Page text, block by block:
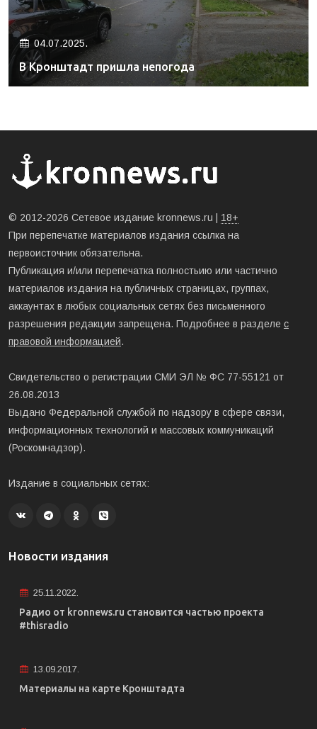
04.07.2025.
В Кронштадт пришла непогода
© 2012-2026 Сетевое издание kronnews.ru | 18+
При перепечатке материалов издания ссылка на
первоисточник обязательна.
Публикация и/или перепечатка полностьию или частично
материалов издания на публичных страницах, группах,
аккаунтах в любых социальных сетях без письменного
разрешения редакции запрещена. Подробнее в разделе с
правовой информацией.
Свидетельство о регистрации СМИ ЭЛ № ФС 77-55121 от
26.08.2013
Выдано Федеральной службой по надзору в сфере связи,
информационных технологий и массовых коммуникаций
(Роскомнадзор).
Издание в социальных сетях:
Новости издания
25.11.2022.
Радио от kronnews.ru становится частью проекта
#thisradio
13.09.2017.
Материалы на карте Кронштадта